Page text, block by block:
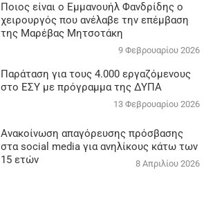
Ποιος είναι ο Εμμανουήλ Φανδρίδης ο
χειρουργός που ανέλαβε την επέμβαση
της Μαρέβας Μητσοτάκη
9 Φεβρουαρίου 2026
Παράταση για τους 4.000 εργαζόμενους
στο ΕΣΥ με πρόγραμμα της ΔΥΠΑ
13 Φεβρουαρίου 2026
Ανακοίνωση απαγόρευσης πρόσβασης
στα social media για ανηλίκους κάτω των
15 ετών
8 Απριλίου 2026